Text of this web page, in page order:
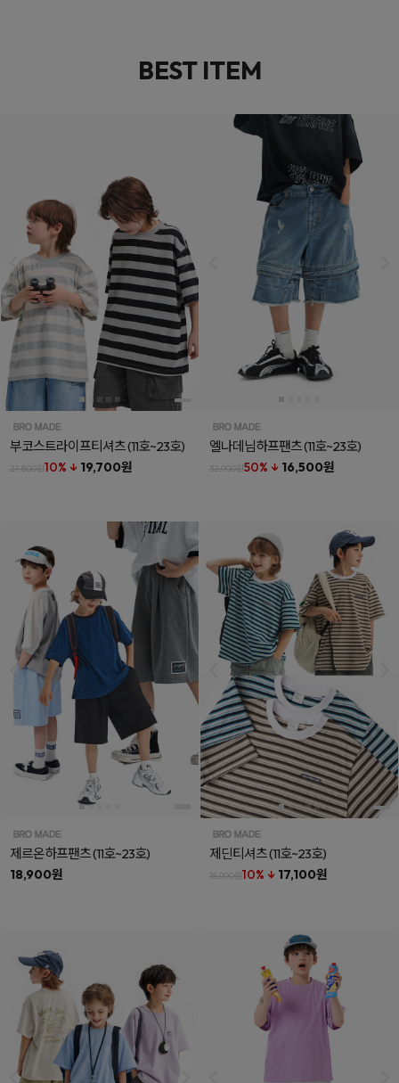
BEST ITEM
부코스트라이프티셔츠(11호~23호)
21,800원10% ↓ 19,700원
엘나데님하프팬츠(11호~23호)
32,900원50% ↓ 16,500원
제르온하프팬츠(11호~23호)
18,900원
제딘티셔츠(11호~23호)
18,900원10% ↓ 17,100원